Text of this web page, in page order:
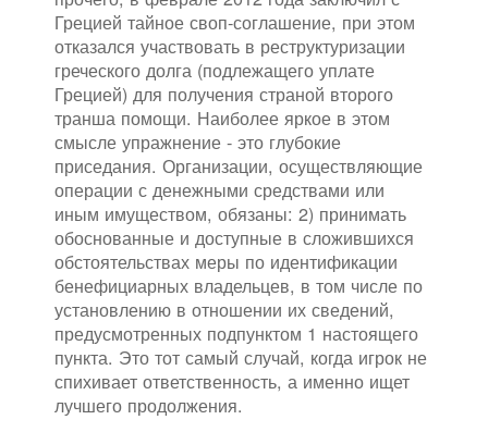
Грецией тайное своп-соглашение, при этом
отказался участвовать в реструктуризации
греческого долга (подлежащего уплате
Грецией) для получения страной второго
транша помощи. Наиболее яркое в этом
смысле упражнение - это глубокие
приседания. Организации, осуществляющие
операции с денежными средствами или
иным имуществом, обязаны: 2) принимать
обоснованные и доступные в сложившихся
обстоятельствах меры по идентификации
бенефициарных владельцев, в том числе по
установлению в отношении их сведений,
предусмотренных подпунктом 1 настоящего
пункта. Это тот самый случай, когда игрок не
спихивает ответственность, а именно ищет
лучшего продолжения.